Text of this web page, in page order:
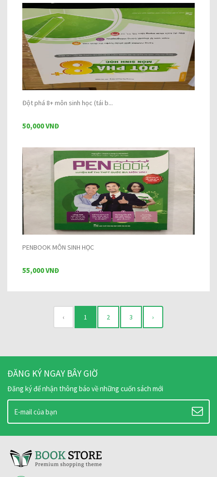
Đột phá 8+ môn sinh học (tái b...
50,000 VNĐ
PENBOOK MÔN SINH HỌC
55,000 VNĐ
‹ 1 2 3 ›
ĐĂNG KÝ NGAY BÂY GIỜ
Đăng ký để nhận thông báo về những cuốn sách mới